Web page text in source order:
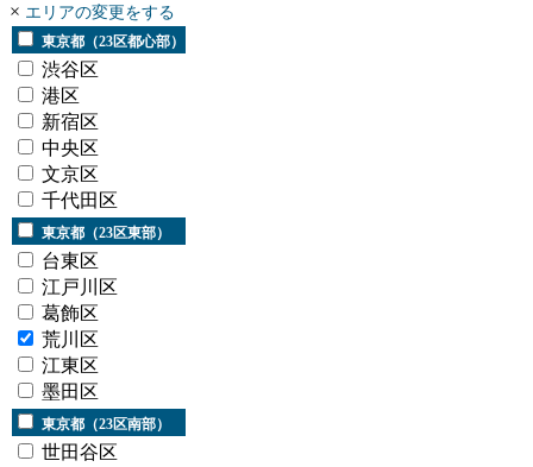
× エリアの変更をする
東京都（23区都心部）
渋谷区
港区
新宿区
中央区
文京区
千代田区
東京都（23区東部）
台東区
江戸川区
葛飾区
荒川区
江東区
墨田区
東京都（23区南部）
世田谷区